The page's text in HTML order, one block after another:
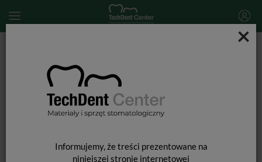
×
Informujemy, że treści prezentowane na
niniejszej stronie internetowej
AH Plus Jet / strzykawka 15g